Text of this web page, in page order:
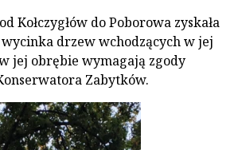
Kołczygłów do Poborowa zyskała
drzew wchodzących w jej
jej obrębie wymagają zgody
Zabytków.